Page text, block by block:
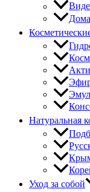
Натуральная
Уход за собой